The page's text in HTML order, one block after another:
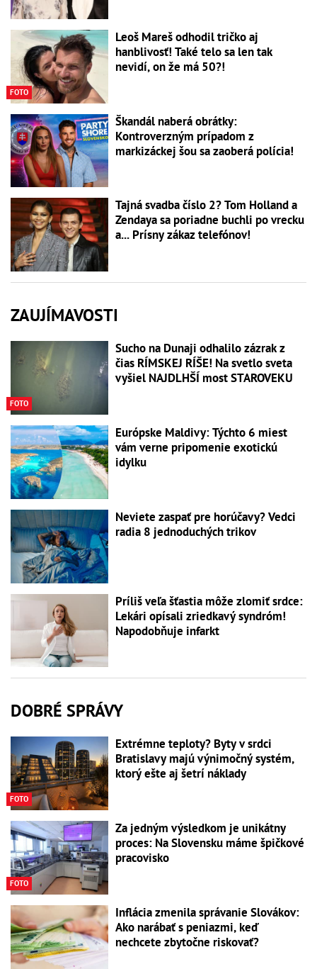
FOTO
Leoš Mareš odhodil tričko aj
hanblivosť! Také telo sa len tak
nevidí, on že má 50?!
Škandál naberá obrátky:
Kontroverzným prípadom z
markizáckej šou sa zaoberá polícia!
Tajná svadba číslo 2? Tom Holland a
Zendaya sa poriadne buchli po vrecku
a... Prísny zákaz telefónov!
ZAUJÍMAVOSTI
FOTO
Sucho na Dunaji odhalilo zázrak z
čias RÍMSKEJ RÍŠE! Na svetlo sveta
vyšiel NAJDLHŠÍ most STAROVEKU
Európske Maldivy: Týchto 6 miest
vám verne pripomenie exotickú
idylku
Neviete zaspať pre horúčavy? Vedci
radia 8 jednoduchých trikov
Príliš veľa šťastia môže zlomiť srdce:
Lekári opísali zriedkavý syndróm!
Napodobňuje infarkt
DOBRÉ SPRÁVY
FOTO
Extrémne teploty? Byty v srdci
Bratislavy majú výnimočný systém,
ktorý ešte aj šetrí náklady
FOTO
Za jedným výsledkom je unikátny
proces: Na Slovensku máme špičkové
pracovisko
Inflácia zmenila správanie Slovákov:
Ako narábať s peniazmi, keď
nechcete zbytočne riskovať?